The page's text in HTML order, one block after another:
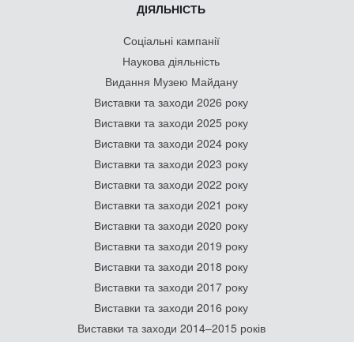
ДІЯЛЬНІСТЬ
Соціальні кампанії
Наукова діяльність
Видання Музею Майдану
Виставки та заходи 2026 року
Виставки та заходи 2025 року
Виставки та заходи 2024 року
Виставки та заходи 2023 року
Виставки та заходи 2022 року
Виставки та заходи 2021 року
Виставки та заходи 2020 року
Виставки та заходи 2019 року
Виставки та заходи 2018 року
Виставки та заходи 2017 року
Виставки та заходи 2016 року
Виставки та заходи 2014–2015 років